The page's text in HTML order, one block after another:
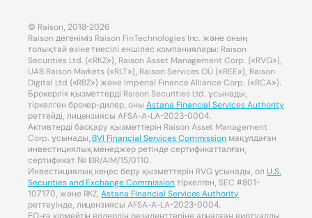
© Raison, 2018-2026
Raison дегеніміз Raison FinTechnologies Inc. және оның
толықтай өзіне тиесілі еншілес компаниялары: Raison
Securities Ltd. («RKZ»), Raison Asset Management Corp. («RVG»),
UAB Raison Markets («RLT»), Raison Services OÜ («REE»), Raison
Digital Ltd («RBZ») және Imperial Finance Alliance Corp. («RCA»).
Брокерлік қызметтерді Raison Securities Ltd. ұсынады,
тіркелген брокер-дилер, оны Astana Financial Services Authority
реттейді, лицензиясы AFSA-A-LA-2023-0004.
Активтерді басқару қызметтерін Raison Asset Management
Corp. ұсынады,BVI Financial Services Commission мақұлдаған
инвестициялық менеджер ретінде сертификатталған,
сертификат № IBR/AIM/15/0110.
Инвестициялық кеңес беру қызметтерін RVG ұсынады, олU.S.
Securities and Exchange Commissionтіркелген, SEC #801-
107170, және RKZ,Astana Financial Services Authority
реттеуінде, лицензиясы AFSA-A-LA-2023-0004.
ЕО-ға кірмейтін елдердің резиденттеріне арналған виртуалды